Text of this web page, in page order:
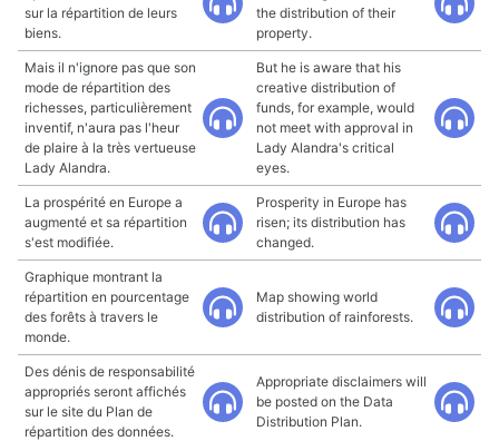
sur la répartition de leurs
biens.
the distribution of their
property.
Mais il n'ignore pas que son
mode de répartition des
richesses, particulièrement
inventif, n'aura pas l'heur
de plaire à la très vertueuse
Lady Alandra.
But he is aware that his
creative distribution of
funds, for example, would
not meet with approval in
Lady Alandra's critical
eyes.
La prospérité en Europe a
augmenté et sa répartition
s'est modifiée.
Prosperity in Europe has
risen; its distribution has
changed.
Graphique montrant la
répartition en pourcentage
des forêts à travers le
monde.
Map showing world
distribution of rainforests.
Des dénis de responsabilité
appropriés seront affichés
sur le site du Plan de
répartition des données.
Appropriate disclaimers will
be posted on the Data
Distribution Plan.